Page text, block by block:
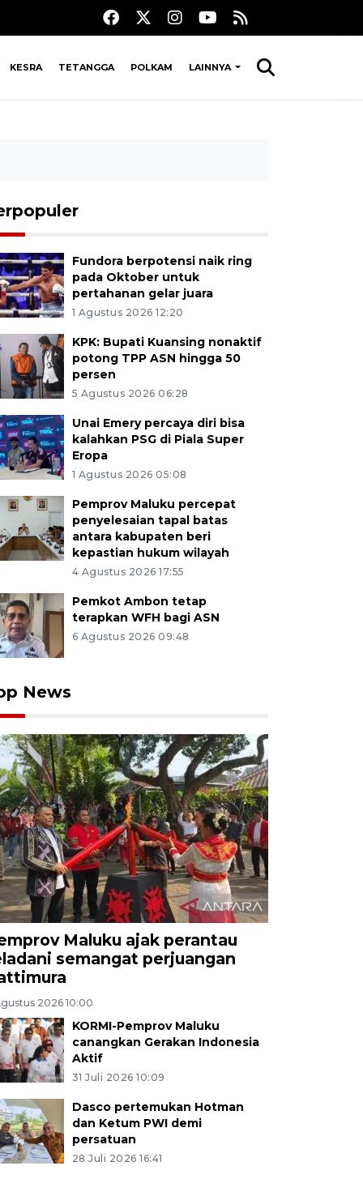
KESRA TETANGGA POLKAM LAINNYA
Fundora berpotensi naik ring
pada Oktober untuk
pertahanan gelar juara
1 Agustus 2026 12:20
KPK: Bupati Kuansing nonaktif
potong TPP ASN hingga 50
persen
5 Agustus 2026 06:28
Unai Emery percaya diri bisa
kalahkan PSG di Piala Super
Eropa
1 Agustus 2026 05:08
Pemprov Maluku percepat
penyelesaian tapal batas
antara kabupaten beri
kepastian hukum wilayah
4 Agustus 2026 17:55
Pemkot Ambon tetap
terapkan WFH bagi ASN
6 Agustus 2026 09:48
News
Maluku ajak perantau
semangat perjuangan
2026 10:00
KORMI-Pemprov Maluku
canangkan Gerakan Indonesia
Aktif
31 Juli 2026 10:09
Dasco pertemukan Hotman
dan Ketum PWI demi
persatuan
28 Juli 2026 16:41